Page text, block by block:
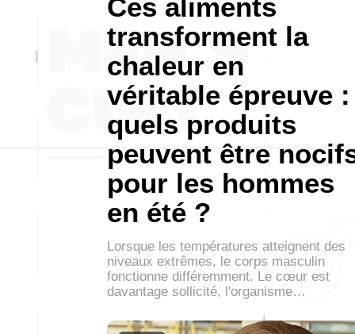
Ces aliments
transforment la
chaleur en
véritable épreuve :
quels produits
peuvent être
pour les hommes
en été ?
Lorsque les températures atteignent des
niveaux extrêmes, le corps masculin
fonctionne différemment. Le cœur est
davantage sollicité, l'organisme…